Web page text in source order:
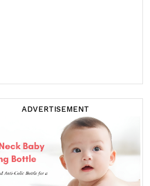
ADVERTISEMENT